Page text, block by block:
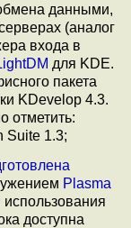
данными,
(аналог
входа в
для KDE.
пакета
KDevelop 4.3.
отметить:
Suite 1.3;
Plasma
доступна